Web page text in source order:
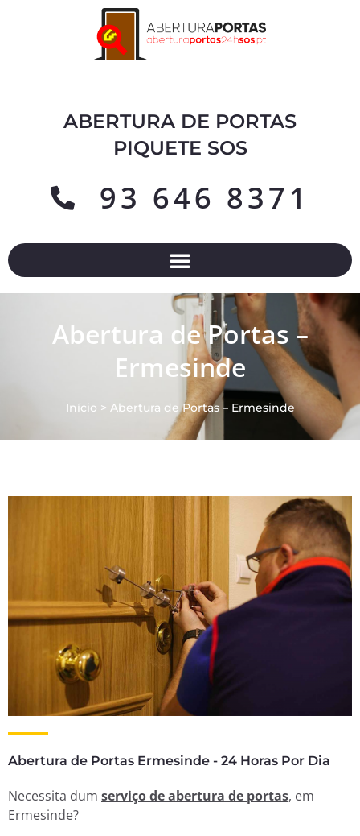
ABERTURA DE PORTAS
PIQUETE SOS
93 646 8371
Abertura de Portas –
Ermesinde
Início > Abertura de Portas – Ermesinde
Abertura de Portas Ermesinde - 24 Horas Por Dia
Necessita dum serviço de abertura de portas, em
Ermesinde?